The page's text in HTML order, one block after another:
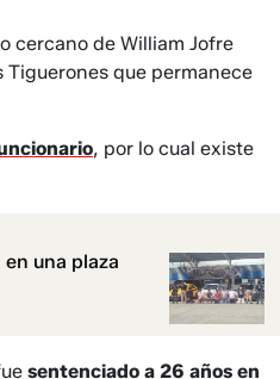
cercano de William Jofre
Tiguerones que permanece
, por lo cual existe
una plaza
sentenciado a 26 años en